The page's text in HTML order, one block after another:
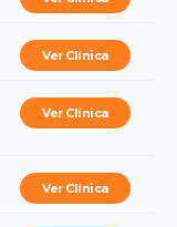
Ver Clínica
Ver Clínica
Ver Clínica